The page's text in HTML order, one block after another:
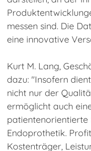
messen sind. Die
eine innovative
Kurt M. Lang,
dazu: "Insofern
nicht nur der
ermöglicht auch
patientenorientierte
Endoprothetik.
Kostenträger,